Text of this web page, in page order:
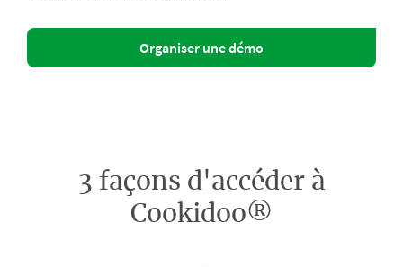
Organiser une démo
3 façons d'accéder à
Cookidoo®